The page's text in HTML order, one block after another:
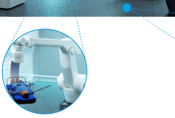
Use layers, shapes and
adaptability. Everything is in